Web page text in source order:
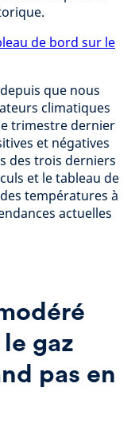
de bord sur le
que nous
climatiques
trimestre dernier
et négatives
des trois derniers
et le tableau de
températures à
actuelles
gaz
pas en